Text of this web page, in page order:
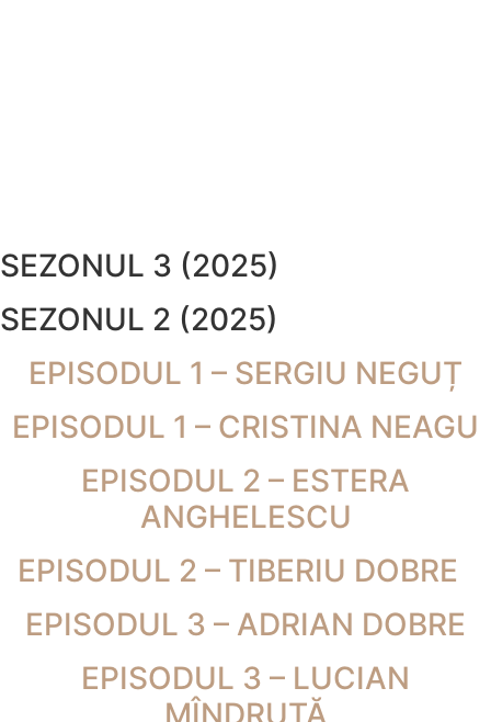
SEZONUL 3 (2025)
SEZONUL 2 (2025)
EPISODUL 1 – SERGIU NEGUȚ
EPISODUL 1 – CRISTINA NEAGU
EPISODUL 2 – ESTERA
ANGHELESCU
EPISODUL 2 – TIBERIU DOBRE
EPISODUL 3 – ADRIAN DOBRE
EPISODUL 3 – LUCIAN